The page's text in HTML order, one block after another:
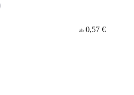
ab 0,57 €